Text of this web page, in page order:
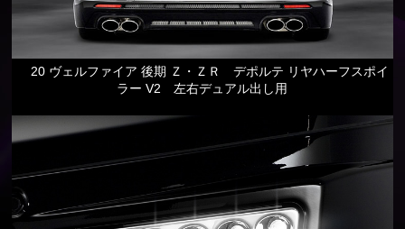
20 ヴェルファイア 後期 Ｚ・ＺＲ デポルテ リヤハーフスポイ
ラー V2 左右デュアル出し用